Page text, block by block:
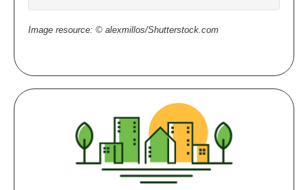
Image resource: © alexmillos/Shutterstock.com